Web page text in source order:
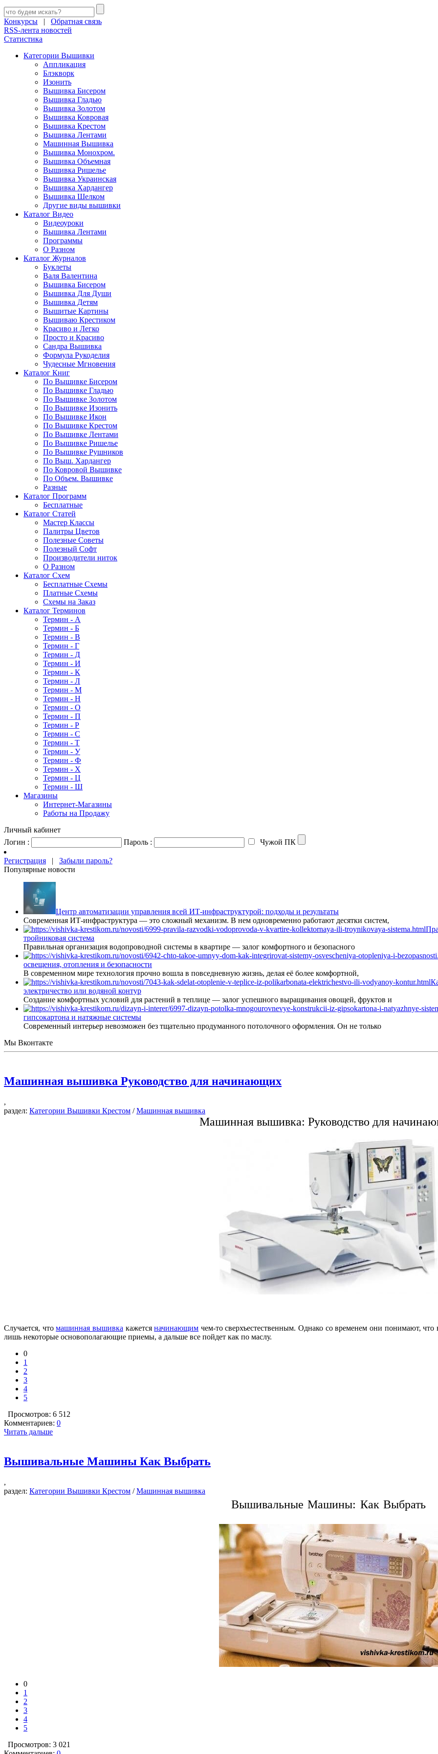
Конкурсы | Обратная связь
RSS-лента новостей
Статистика
Категории Вышивки
Аппликация
Блэкворк
Изонить
Вышивка Бисером
Вышивка Гладью
Вышивка Золотом
Вышивка Ковровая
Вышивка Крестом
Вышивка Лентами
Машинная Вышивка
Вышивка Монохром.
Вышивка Объемная
Вышивка Ришелье
Вышивка Украинская
Вышивка Хардангер
Вышивка Шелком
Другие виды вышивки
Каталог Видео
Видеоуроки
Вышивка Лентами
Программы
О Разном
Каталог Журналов
Буклеты
Валя Валентина
Вышивка Бисером
Вышивка Для Души
Вышивка Детям
Вышитые Картины
Вышиваю Крестиком
Красиво и Легко
Просто и Красиво
Сандра Вышивка
Формула Рукоделия
Чудесные Мгновения
Каталог Книг
По Вышивке Бисером
По Вышивке Гладью
По Вышивке Золотом
По Вышивке Изонить
По Вышивке Икон
По Вышивке Крестом
По Вышивке Лентами
По Вышивке Ришелье
По Вышивке Рушников
По Выш. Хардангер
По Ковровой Вышивке
По Объем. Вышивке
Разные
Каталог Программ
Бесплатные
Каталог Статей
Мастер Классы
Палитры Цветов
Полезные Советы
Полезный Софт
Производители ниток
О Разном
Каталог Схем
Бесплатные Схемы
Платные Схемы
Схемы на Заказ
Каталог Терминов
Термин - А
Термин - Б
Термин - В
Термин - Г
Термин - Д
Термин - И
Термин - К
Термин - Л
Термин - М
Термин - Н
Термин - О
Термин - П
Термин - Р
Термин - С
Термин - Т
Термин - У
Термин - Ф
Термин - Х
Термин - Ц
Термин - Ш
Магазины
Интернет-Магазины
Работы на Продажу
Личный кабинет
Логин :
Пароль : Чужой ПК
Регистрация | Забыли пароль?
Популярные новости
Центр автоматизации управления всей ИТ-инфраструктурой: подходы и результаты
Современная ИТ-инфраструктура — это сложный механизм. В нем одновременно работают десятки систем,
тройниковая система
Правильная организация водопроводной системы в квартире — залог комфортного и безопасного
освещения, отопления и безопасности
В современном мире технология прочно вошла в повседневную жизнь, делая её более комфортной,
электричество или водяной контур
Создание комфортных условий для растений в теплице — залог успешного выращивания овощей, фруктов и
гипсокартона и натяжные системы
Современный интерьер невозможен без тщательно продуманного потолочного оформления. Он не только
Мы Вконтакте
Машинная вышивка Руководство для начинающих
,
раздел: Категории Вышивки Крестом /Машинная вышивка
Машинная вышивка: Руководство для
Случается, чтомашинная вышивка кажетсяначинающим чем-то сверхъестественным. Однако со временем они понимают, что
лишь некоторые основополагающие приемы, а дальше все пойдет как по маслу.
0
1
2
3
4
5
Просмотров: 6 512
Комментариев: 0
Читать дальше
Вышивальные Машины Как Выбрать
,
раздел: Категории Вышивки Крестом /Машинная вышивка
Вышивальные Машины: Как Выбрать
0
1
2
3
4
5
Просмотров: 3 021